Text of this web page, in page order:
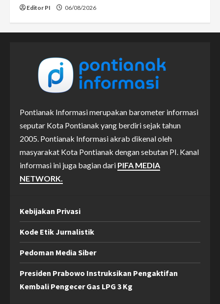
Editor PI 06/08/2026
Pontianak Informasi merupakan barometer informasi
seputar Kota Pontianak yang berdiri sejak tahun
2005. Pontianak Informasi akrab dikenal oleh
masyarakat Kota Pontianak dengan sebutan PI. Kanal
informasi ini juga bagian dari PIFA MEDIA
NETWORK.
Kebijakan Privasi
Kode Etik Jurnalistik
Pedoman Media Siber
Presiden Prabowo Instruksikan Pengaktifan
Kembali Pengecer Gas LPG 3 Kg